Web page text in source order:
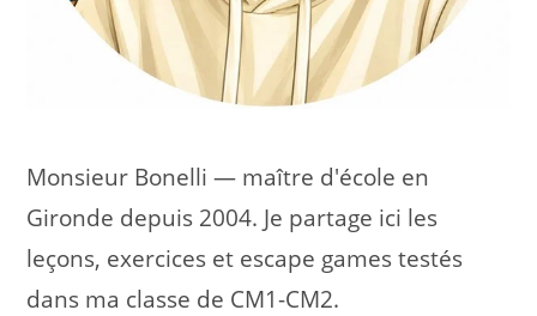
Monsieur Bonelli — maître d'école en
Gironde depuis 2004. Je partage ici les
leçons, exercices et escape games testés
dans ma classe de CM1-CM2.